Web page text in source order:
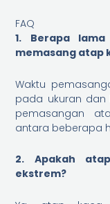
FAQ
1. Berapa
memasang atap
Waktu
pada ukuran dan
pemasangan
antara beberapa
2. Apakah
ekstrem?